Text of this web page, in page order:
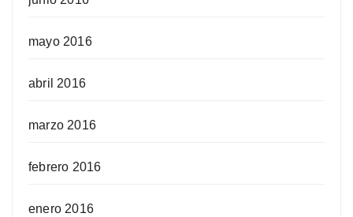
mayo 2016
abril 2016
marzo 2016
febrero 2016
enero 2016